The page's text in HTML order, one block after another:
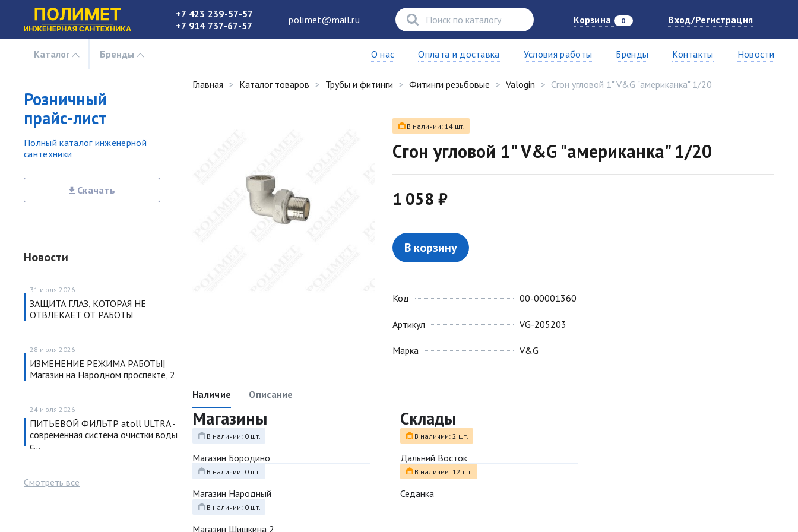
+7 423 239-57-57
+7 914 737-67-57
polimet@mail.ru Корзина 0 Вход/Регистрация
Каталог Бренды О нас Оплата и доставка Условия работы Бренды Контакты Новости
Розничный
прайс-лист
Полный каталог инженерной
сантехники
Скачать
Новости
31 июля 2026
ЗАЩИТА ГЛАЗ, КОТОРАЯ НЕ
ОТВЛЕКАЕТ ОТ РАБОТЫ
28 июля 2026
ИЗМЕНЕНИЕ РЕЖИМА РАБОТЫ|
Магазин на Народном проспекте, 2
24 июля 2026
ПИТЬЕВОЙ ФИЛЬТР atoll ULTRA -
современная система очистки воды
с…
Смотреть все
Главная Каталог товаров Трубы и фитинги Фитинги резьбовые Valogin Сгон угловой 1" V&G "американка" 1/20
В наличии: 14 шт.
Сгон угловой 1" V&G "американка" 1/20
1 058 ₽
В корзину
Код
Артикул
Марка
00-00001360
VG-205203
V&G
Наличие Описание
Магазины
В наличии: 0 шт.
Магазин Бородино
В наличии: 0 шт.
Магазин Народный
В наличии: 0 шт.
Магазин Шишкина 2
Склады
В наличии: 2 шт.
Дальний Восток
В наличии: 12 шт.
Седанка